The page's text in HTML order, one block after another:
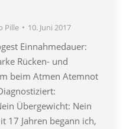
Pille 10. Juni 2017
Einnahmedauer:
Rücken- und
beim Atmen Atemnot
Übergewicht: Nein
17 Jahren begann ich,